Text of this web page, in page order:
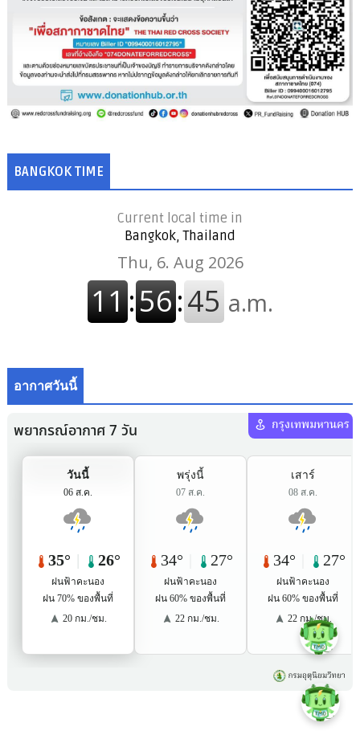
BANGKOK TIME
Current local time in
Bangkok, Thailand
อากาศวันนี้